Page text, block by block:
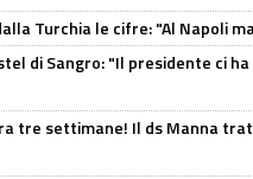
Turchia le cifre: "Al Napoli
di Sangro: "Il presidente ci
tre settimane! Il ds Manna